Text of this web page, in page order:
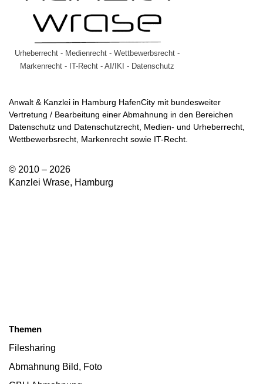
Urheberrecht - Medienrecht - Wettbewerbsrecht -
Markenrecht - IT-Recht - AI/IKI - Datenschutz
Anwalt & Kanzlei in Hamburg HafenCity mit bundesweiter
Vertretung / Bearbeitung einer Abmahnung in den Bereichen
Datenschutz und Datenschutzrecht, Medien- und Urheberrecht,
Wettbewerbsrecht, Markenrecht sowie IT-Recht.
© 2010 – 2026
Kanzlei Wrase, Hamburg
Themen
Filesharing
Abmahnung Bild, Foto